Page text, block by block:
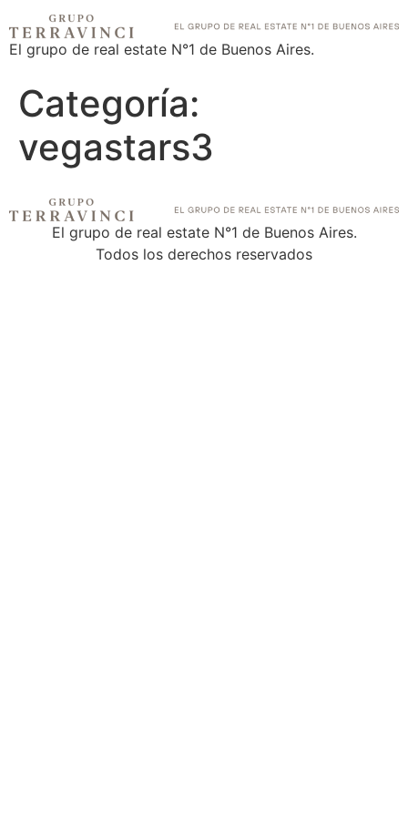
El grupo de real estate N°1 de Buenos Aires.
Categoría:
vegastars3
El grupo de real estate N°1 de Buenos Aires.
Todos los derechos reservados